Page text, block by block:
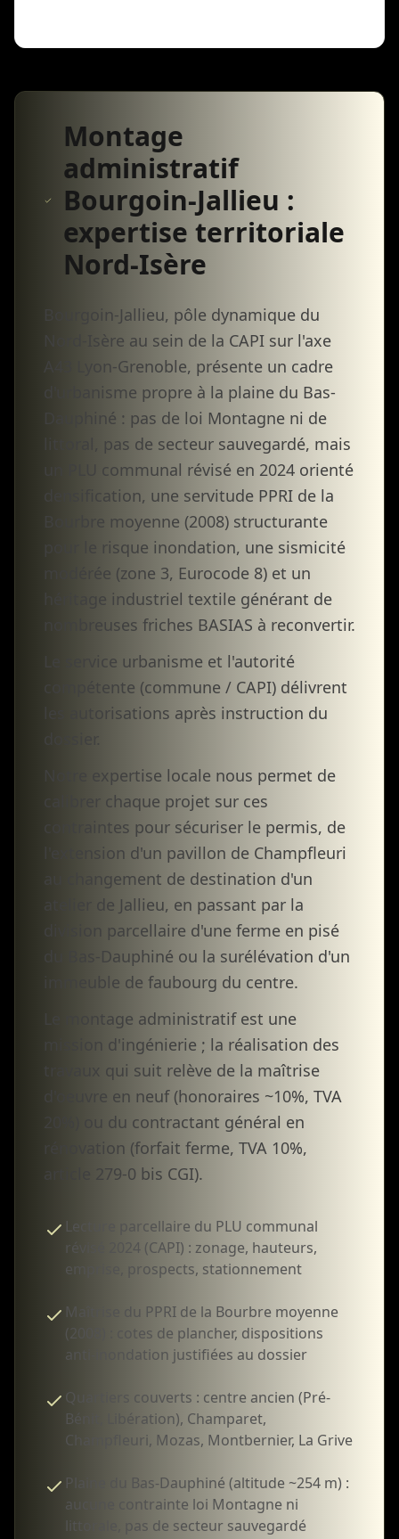
Montage
administratif
Bourgoin-Jallieu :
expertise territoriale
Nord-Isère
Bourgoin-Jallieu, pôle dynamique du
Nord-Isère au sein de la CAPI sur l'axe
A43 Lyon-Grenoble, présente un cadre
d'urbanisme propre à la plaine du Bas-
Dauphiné : pas de loi Montagne ni de
littoral, pas de secteur sauvegardé, mais
un PLU communal révisé en 2024 orienté
densification, une servitude PPRI de la
Bourbre moyenne (2008) structurante
pour le risque inondation, une sismicité
modérée (zone 3, Eurocode 8) et un
héritage industriel textile générant de
nombreuses friches BASIAS à reconvertir.
Le service urbanisme et l'autorité
compétente (commune / CAPI) délivrent
les autorisations après instruction du
Notre expertise locale nous permet de
calibrer chaque projet sur ces
contraintes pour sécuriser le permis, de
l'extension d'un pavillon de Champfleuri
au changement de destination d'un
atelier de Jallieu, en passant par la
division parcellaire d'une ferme en pisé
du Bas-Dauphiné ou la surélévation d'un
immeuble de faubourg du centre.
Le montage administratif est une
mission d'ingénierie ; la réalisation des
travaux qui suit relève de la maîtrise
d'oeuvre en neuf (honoraires ~10%, TVA
20%) ou du contractant général en
rénovation (forfait ferme, TVA 10%,
article 279-0 bis CGI).
Lecture parcellaire du PLU communal
révisé 2024 (CAPI) : zonage, hauteurs,
emprise, prospects, stationnement
Maîtrise du PPRI de la Bourbre moyenne
(2008) : cotes de plancher, dispositions
anti-inondation justifiées au dossier
Quartiers couverts : centre ancien (Pré-
Bénit, Libération), Champaret,
Champfleuri, Mozas, Montbernier, La Grive
Plaine du Bas-Dauphiné (altitude ~254 m) :
aucune contrainte loi Montagne ni
littorale, pas de secteur sauvegardé